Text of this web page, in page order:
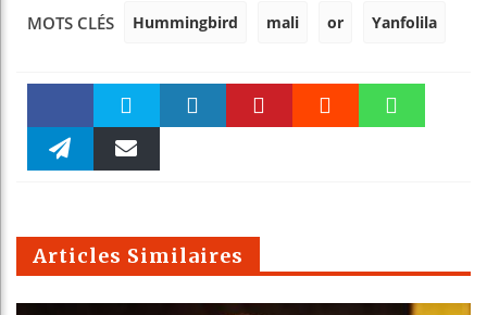
MOTS CLÉS Hummingbird mali or Yanfolila
Faceboo Twitter
m
Articles Similaires